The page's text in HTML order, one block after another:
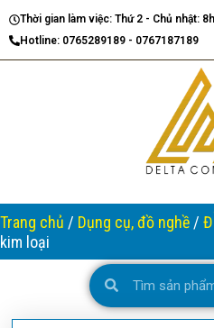
tới
nội
Thời gian làm việc: Thứ 2 - Chủ nhật:
Hotline: 0765289189 - 0767187189
Trang chủ / Dụng cụ, đồ nghề/
kim loại
SearchSearch